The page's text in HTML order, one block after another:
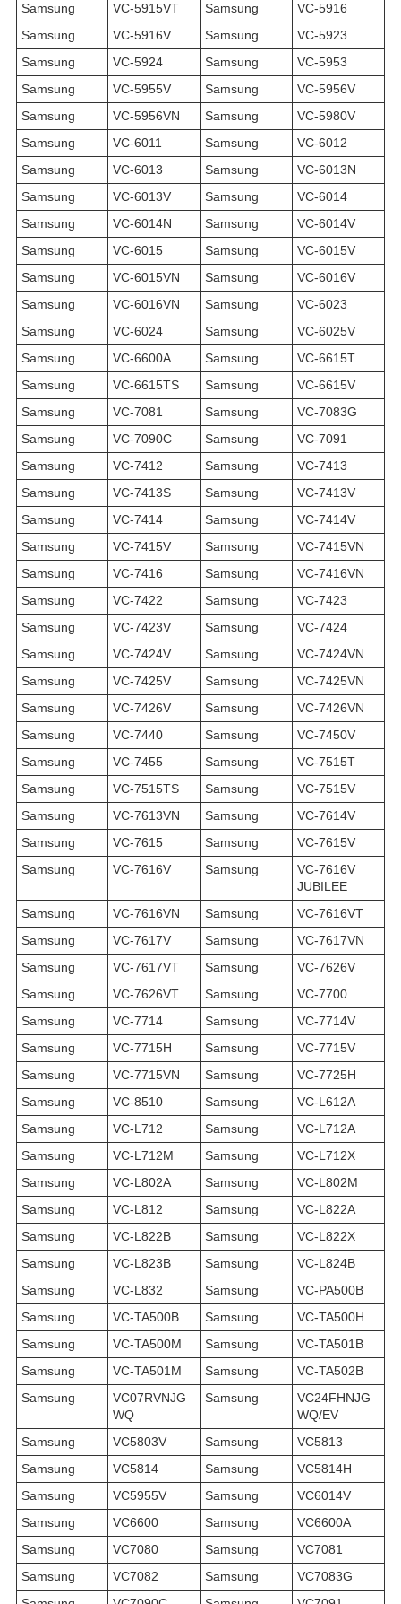
Samsung
VC-5915VT Samsung
VC-5916
Samsung
VC-5916V Samsung
VC-5923
Samsung
VC-5924 Samsung
VC-5953
Samsung
VC-5955V Samsung
VC-5956V
Samsung
VC-5956VN Samsung
VC-5980V
Samsung
VC-6011 Samsung
VC-6012
Samsung
VC-6013 Samsung
VC-6013N
Samsung
VC-6013V Samsung
VC-6014
Samsung
VC-6014N Samsung
VC-6014V
Samsung
VC-6015 Samsung
VC-6015V
Samsung
VC-6015VN Samsung
VC-6016V
Samsung
VC-6016VN Samsung
VC-6023
Samsung
VC-6024 Samsung
VC-6025V
Samsung
VC-6600A Samsung
VC-6615T
Samsung
VC-6615TS Samsung
VC-6615V
Samsung
VC-7081 Samsung
VC-7083G
Samsung
VC-7090C Samsung
VC-7091
Samsung
VC-7412 Samsung
VC-7413
Samsung
VC-7413S Samsung
VC-7413V
Samsung
VC-7414 Samsung
VC-7414V
Samsung
VC-7415V Samsung
VC-7415VN
Samsung
VC-7416 Samsung
VC-7416VN
Samsung
VC-7422 Samsung
VC-7423
Samsung
VC-7423V Samsung
VC-7424
Samsung
VC-7424V Samsung
VC-7424VN
Samsung
VC-7425V Samsung
VC-7425VN
Samsung
VC-7426V Samsung
VC-7426VN
Samsung
VC-7440 Samsung
VC-7450V
Samsung
VC-7455 Samsung
VC-7515T
Samsung
VC-7515TS Samsung
VC-7515V
Samsung
VC-7613VN Samsung
VC-7614V
Samsung
VC-7615 Samsung
VC-7615V
Samsung
VC-7616V Samsung
VC-7616V
JUBILEE
Samsung
VC-7616VN Samsung
VC-7616VT
Samsung
VC-7617V Samsung
VC-7617VN
Samsung
VC-7617VT Samsung
VC-7626V
Samsung
VC-7626VT Samsung
VC-7700
Samsung
VC-7714 Samsung
VC-7714V
Samsung
VC-7715H Samsung
VC-7715V
Samsung
VC-7715VN Samsung
VC-7725H
Samsung
VC-8510 Samsung
VC-L612A
Samsung
VC-L712 Samsung
VC-L712A
Samsung
VC-L712M Samsung
VC-L712X
Samsung
VC-L802A Samsung
VC-L802M
Samsung
VC-L812 Samsung
VC-L822A
Samsung
VC-L822B Samsung
VC-L822X
Samsung
VC-L823B Samsung
VC-L824B
Samsung
VC-L832 Samsung
VC-PA500B
Samsung
VC-TA500B Samsung
VC-TA500H
Samsung
VC-TA500M Samsung
VC-TA501B
Samsung
VC-TA501M Samsung
VC-TA502B
Samsung
VC07RVNJG
WQ
Samsung
VC24FHNJG
WQ/EV
Samsung
VC5803V Samsung
VC5813
Samsung
VC5814 Samsung
VC5814H
Samsung
VC5955V Samsung
VC6014V
Samsung
VC6600 Samsung
VC6600A
Samsung
VC7080 Samsung
VC7081
Samsung
VC7082 Samsung
VC7083G